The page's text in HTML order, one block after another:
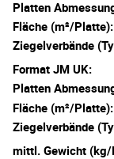
Platten
Fläche (m²/Platte):
Ziegelverbände
Format JM UK:
Platten
Fläche (m²/Platte):
Ziegelverbände
mittl. Gewicht